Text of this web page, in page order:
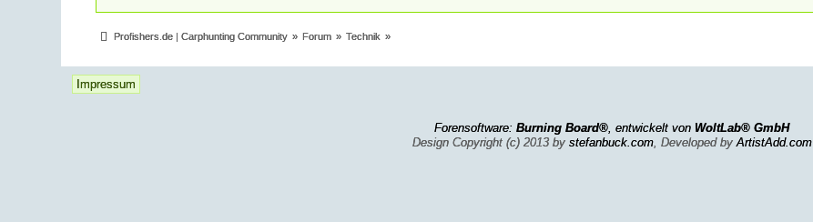
Profishers.de | Carphunting Community » Forum » Technik »
Impressum
Forensoftware: Burning Board®, entwickelt von WoltLab® GmbH
Design Copyright (c) 2013 by stefanbuck.com, Developed byArtistAdd.com